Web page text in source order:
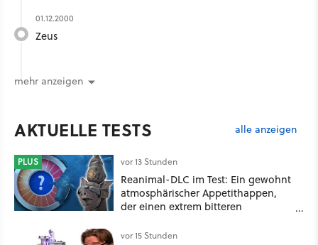
01.12.2000
Zeus
mehr anzeigen
AKTUELLE TESTS alle anzeigen
PLUS vor 13 Stunden
Reanimal-DLC im Test: Ein gewohnt
atmosphärischer Appetithappen,
der einen extrem bitteren
vor 15 Stunden